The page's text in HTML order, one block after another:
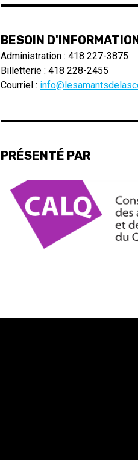
BESOIN
Administration : 418 227-3875
Billetterie : 418 228-2455
Courriel :
PRÉSENTÉ PAR